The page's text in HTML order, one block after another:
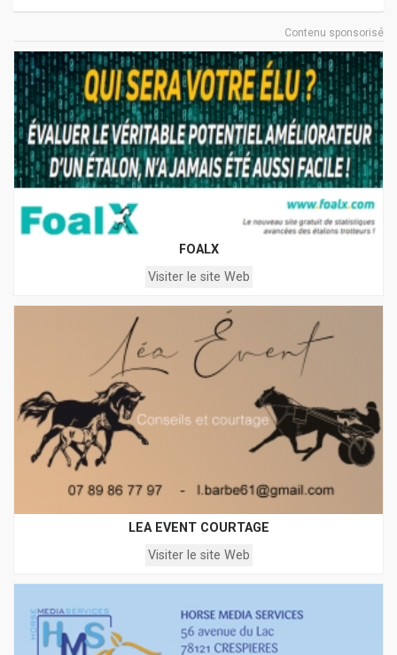
Contenu sponsorisé
FOALX
Visiter le site Web
LEA EVENT COURTAGE
Visiter le site Web